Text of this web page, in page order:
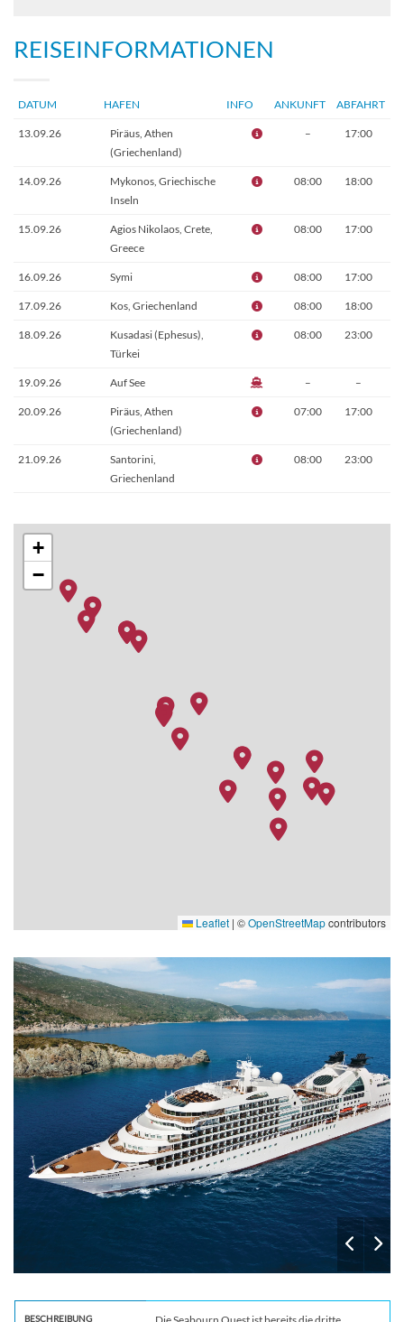
REISEINFORMATIONEN
DATUM HAFEN INFO ANKUNFT ABFAHRT
13.09.26
Piräus, Athen
(Griechenland)
– 17:00
14.09.26
Mykonos, Griechische
Inseln
08:00 18:00
15.09.26
Agios Nikolaos, Crete,
Greece
08:00 17:00
16.09.26 Symi 08:00 17:00
17.09.26 Kos, Griechenland 08:00 18:00
18.09.26
Kusadasi (Ephesus),
Türkei
08:00 23:00
19.09.26 Auf See – –
20.09.26
Piräus, Athen
(Griechenland)
07:00 17:00
21.09.26
Santorini,
Griechenland
08:00 23:00
Griechenland
23.09.26
24.09.26
Nydri, Nisos Lefkda,
Greece
Dubrovnik, Kroatien
Kotor, Montenegro
09:00
04.10.26 Dubrovnik, Kroatien 07:00 –
+
−
Leaflet | ©OpenStreetMapcontributors
BESCHREIBUNG